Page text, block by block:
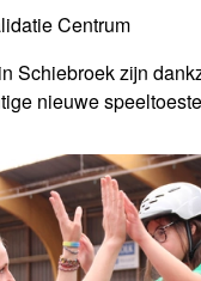
Centrum
Schiebroek zijn
nieuwe